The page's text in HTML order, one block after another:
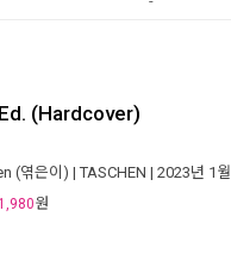
(Hardcover)
(엮은이) |TASCHEN | 2023년 1월
1,980원